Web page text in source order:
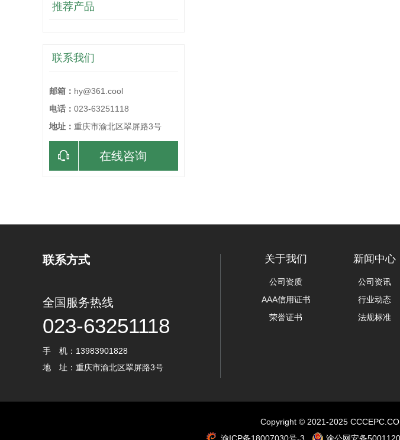
推荐产品
联系我们
邮箱： hy@361.cool
电话： 023-63251118
地址： 重庆市渝北区翠屏路3号
在线咨询
联系方式
全国服务热线
023-63251118
手 机：13983901828
地 址：重庆市渝北区翠屏路3号
关于我们
公司资质
AAA信用证书
荣誉证书
新闻中心
公司资讯
行业动态
法规标准
Copyright © 2021-2025